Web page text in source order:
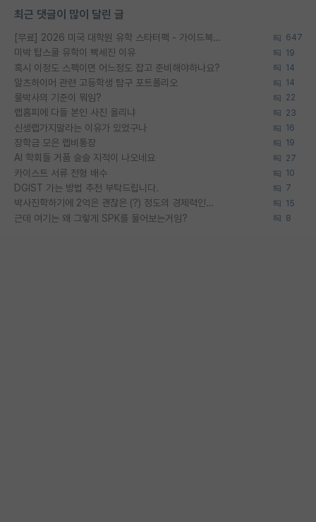
최근 댓글이 많이 달린 글
[무료] 2026 미국 대학원 유학 스타터팩 - 가이드북 & 합격자 컨택메일 템플릿 647
미박 탑스쿨 유학이 빡세진 이유 19
혹시 이정도 스펙이면 어느정도 잡고 준비해야하나요? 14
알츠하이머 관련 고등학생 탐구 포트폴리오 14
물박사의 기준이 뭐임? 22
랩홈피에 다들 본인 사진 올리냐 23
신생랩가지말라는 이유가 있었구나 16
장학금 모은 랩비통장 19
AI 학회들 거품 슬슬 지적이 나오네요 27
카이스트 서류 전형 배수 10
DGIST 가는 방법 추천 부탁드립니다. 7
박사진학하기에 2억은 괜찮은 (?) 정도의 경제력인가요 15
근데 여기는 왜 그렇게 SPK를 물어보는거임? 8